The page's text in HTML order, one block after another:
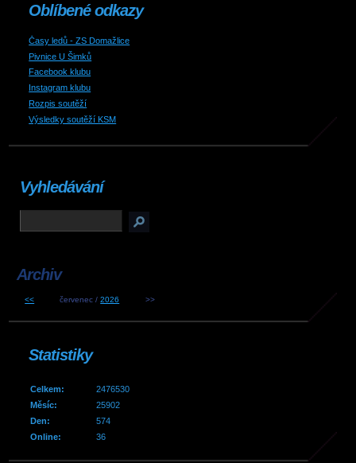
Oblíbené odkazy
Časy ledů - ZS Domažlice
Pivnice U Šimků
Facebook klubu
Instagram klubu
Rozpis soutěží
Výsledky soutěží KSM
Vyhledávání
Archiv
<< červenec /2026 >>
Statistiky
Online: 36
Celkem:
2476530
Měsíc:
25902
Den:
574